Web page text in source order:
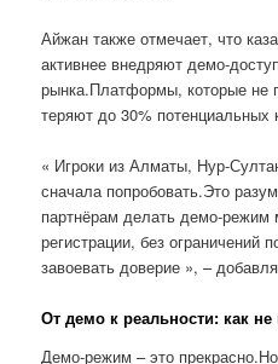
Айжан также отмечает, что
активнее внедряют демо-
рынка.Платформы, которые не
теряют до 30% потенциальных
« Игроки из Алматы, Нур-
сначала попробовать.Это
партнёрам делать демо-
регистрации, без ограничений
завоевать доверие », –
От демо к реальности: как не
Демо-режим – это